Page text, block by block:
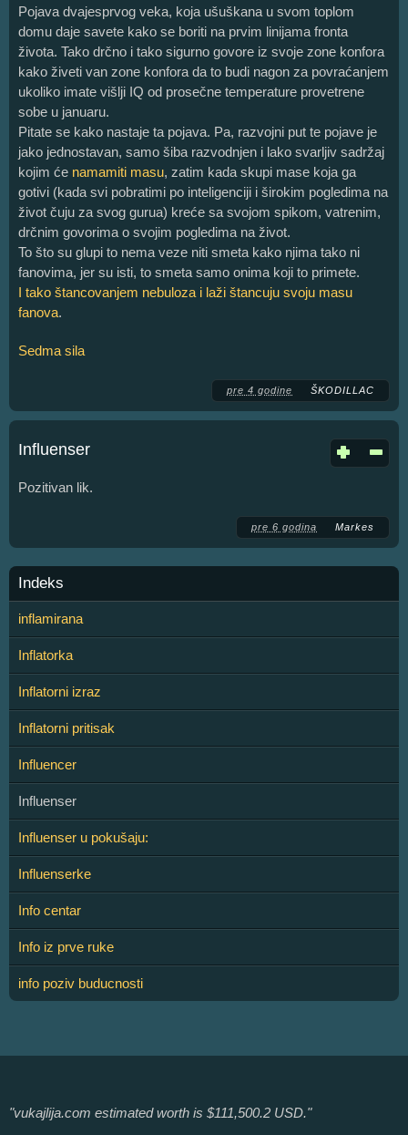
Pojava dvajesprvog veka, koja ušuškana u svom toplom
domu daje savete kako se boriti na prvim linijama fronta
života. Tako drčno i tako sigurno govore iz svoje zone konfora
kako živeti van zone konfora da to budi nagon za povraćanjem
ukoliko imate višlji IQ od prosečne temperature provetrene
sobe u januaru.
Pitate se kako nastaje ta pojava. Pa, razvojni put te pojave je
jako jednostavan, samo šiba razvodnjen i lako svarljiv sadržaj
kojim će namamiti masu, zatim kada skupi mase koja ga
gotivi (kada svi pobratimi po inteligenciji i širokim pogledima na
život čuju za svog gurua) kreće sa svojom spikom, vatrenim,
drčnim govorima o svojim pogledima na život.
To što su glupi to nema veze niti smeta kako njima tako ni
fanovima, jer su isti, to smeta samo onima koji to primete.
I tako štancovanjem nebuloza i laži štancuju svoju masu
fanova.
Sedma sila
pre 4 godine ŠKODILLAC
Influenser
Pozitivan lik.
pre 6 godina Markes
Indeks
inflamirana
Inflatorka
Inflatorni izraz
Inflatorni pritisak
Influencer
Influenser
Influenser u pokušaju:
Influenserke
Info centar
Info iz prve ruke
info poziv buducnosti
"vukajlija.com estimated worth is $111,500.2 USD."